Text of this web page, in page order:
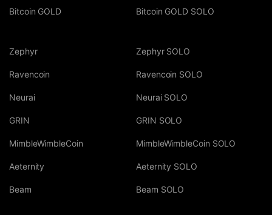
Bitcoin GOLD Bitcoin GOLD SOLO
Zephyr
Ravencoin
Neurai
GRIN
MimbleWimbleCoin
Aeternity
Beam
Zephyr SOLO
Ravencoin SOLO
Neurai SOLO
GRIN SOLO
MimbleWimbleCoin SOLO
Aeternity SOLO
Beam SOLO